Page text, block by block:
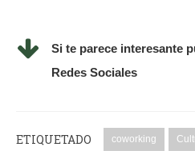
Si te parece interesante
Redes Sociales
ETIQUETADO coworking